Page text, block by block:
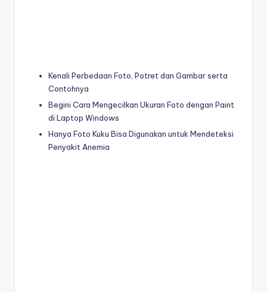
Kenali Perbedaan Foto, Potret dan Gambar serta
Contohnya
Begini Cara Mengecilkan Ukuran Foto dengan Paint
di Laptop Windows
Hanya Foto Kuku Bisa Digunakan untuk Mendeteksi
Penyakit Anemia